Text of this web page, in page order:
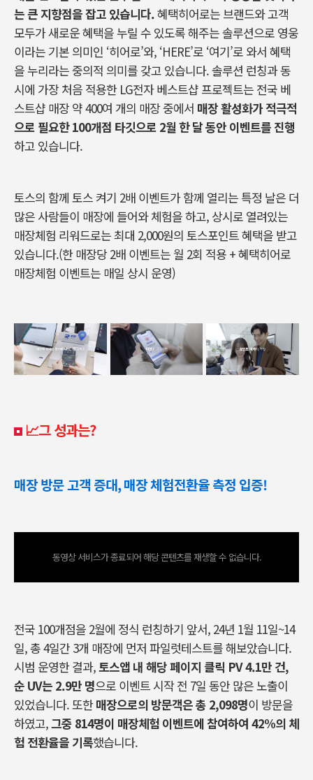
는 큰 지향점을 잡고 있습니다.혜택히어로는 브랜드와 고객
모두가 새로운 혜택을 누릴 수 있도록 해주는 솔루션으로 영웅
이라는 기본 의미인 ‘히어로’와, ‘HERE’로 ‘여기’로 와서 혜택
을 누리라는 중의적 의미를 갖고 있습니다. 솔루션 런칭과 동
시에 가장 처음 적용한 LG전자 베스트샵 프로젝트는 전국 베
스트샵 매장 약 400여 개의 매장 중에서 매장 활성화가 적극적
으로 필요한 100개점 타깃으로 2월 한 달 동안 이벤트를 진행
하고 있습니다.
토스의 함께 토스 켜기 2배 이벤트가 함께 열리는 특정 날은 더
많은 사람들이 매장에 들어와 체험을 하고, 상시로 열려있는
매장체험 리워드로는 최대 2,000원의 토스포인트 혜택을 받고
있습니다.(한 매장당 2배 이벤트는 월 2회 적용 + 혜택히어로
매장체험 이벤트는 매일 상시 운영)
📈그 성과는?
매장 방문 고객 증대, 매장 체험전환율 측정 입증!
동영상 서비스가 종료되어 해당 콘텐츠를 재생할 수 없습니다.
전국 100개점을 2월에 정식 런칭하기 앞서, 24년 1월 11일~14
일, 총 4일간 3개 매장에 먼저 파일럿테스트를 해보았습니다.
시범 운영한 결과,토스앱 내 해당 페이지 클릭 PV 4.1만 건,
순 UV는 2.9만 명으로 이벤트 시작 전 7일 동안 많은 노출이
있었습니다. 또한매장으로의 방문객은 총 2,098명이 방문을
하였고,그중 814명이 매장체험 이벤트에 참여하여 42%의 체
험 전환율을 기록했습니다.